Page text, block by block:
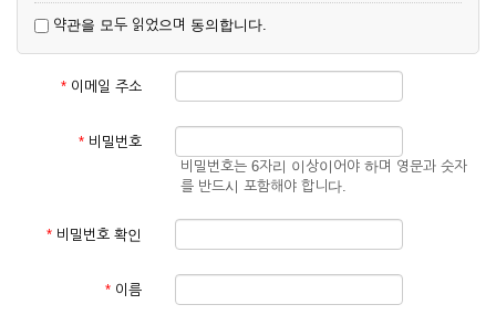
업상 중요 하거나 합리적인 사유가 발생할 경우 온라인 공사를
통하여 변경할 수 있습니다.
② 회원은 변경된 약관에 동의하지 않을 경우 서비스 이용을 중
단하고 이용계약을 해지할 수 있습니다. 약관의 효력 발생일 이
것으로 간주됩니다.
제3조 (약관의 외 준칙)
관계법령의 규정에 따릅니다.
약관을 모두 읽었으며 동의합니다.
* 이메일 주소
* 비밀번호
비밀번호는 6자리 이상이어야 하며 영문과 숫자
를 반드시 포함해야 합니다.
* 비밀번호 확인
* 이름